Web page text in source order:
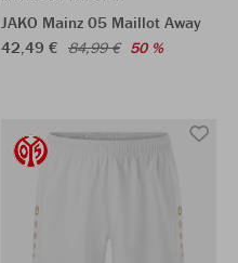
JAKO Mainz 05 Maillot Away
42,49 € 84,99 € 50 %